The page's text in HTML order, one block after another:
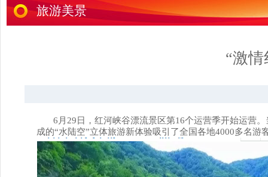
旅游美景
“激
6 月 29日 ，红河峡谷漂流景区第16个运营季开始运营
成的“水陆空”立体旅游新体验吸引了全国各地4000多名游